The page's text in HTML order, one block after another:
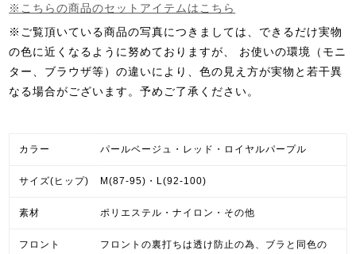
※こちらの商品のセットアイテムはこちら
※ご覧頂いている商品の写真につきましては、できるだけ実物
の色に近くなるように努めておりますが、 お使いの環境（モニ
ター、ブラウザ等）の違いにより、色の見え方が実物と若干異
なる場合がございます。予めご了承ください。
カラー パールベージュ・レッド・ロイヤルパープル
サイズ(ヒップ) M(87-95)・L(92-100)
素材 ポリエステル・ナイロン・その他
フロント
フロントの裏打ちは透け防止の為、ブラと同色の